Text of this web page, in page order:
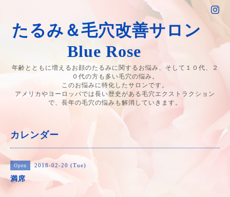
たるみ＆毛穴改善サロン
Blue Rose
年齢とともに増えるお顔のたるみに関するお悩み、そして１０代、２
０代の方も多い毛穴の悩み。
このお悩みに特化したサロンです。
アメリカやヨーロッパでは長い歴史がある毛穴エクストラクション
で、長年の毛穴の悩みも解消していきます。
カレンダー
Open 2018-02-20 (Tue)
満席